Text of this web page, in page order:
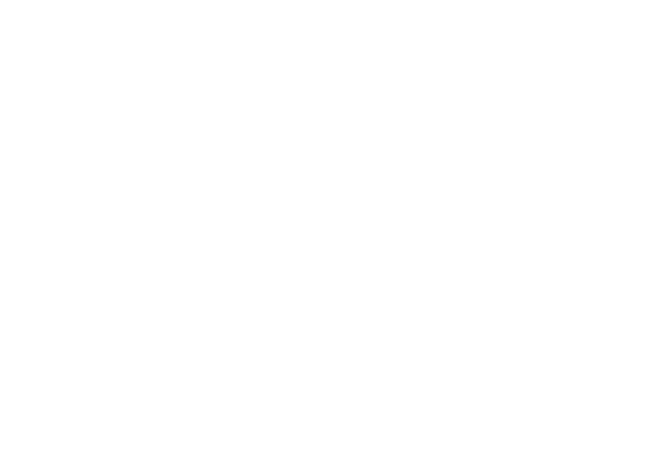
Video Games and Consoles
Nintendo Switch
Nintendo Switch
in a Box) - Nintendo Switch